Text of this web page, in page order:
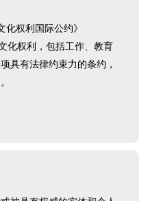
权利国际公约》
化权利，包括工作、教育
具有法律约束力的条约，